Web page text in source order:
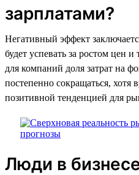
зарплатами?
Негативный эффект
будет успевать за ростом цен
для компаний доля затрат на
постепенно сокращаться, хотя
позитивной тенденцией для
Люди в